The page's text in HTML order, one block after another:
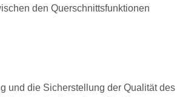
den Querschnittsfunktionen
und die Sicherstellung der Qualität des